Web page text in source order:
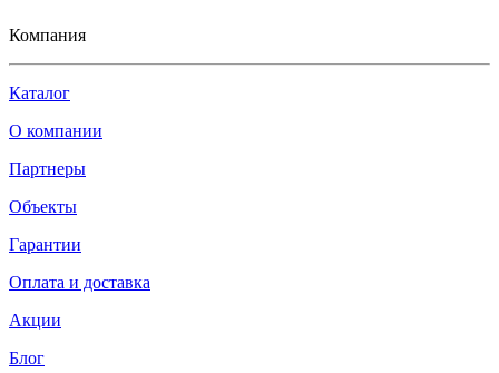
Компания
Каталог
О компании
Партнеры
Объекты
Гарантии
Оплата и доставка
Акции
Блог